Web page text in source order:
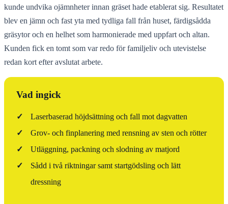
kunde undvika ojämnheter innan gräset hade etablerat sig. Resultatet
blev en jämn och fast yta med tydliga fall från huset, färdigsådda
gräsytor och en helhet som harmonierade med uppfart och altan.
Kunden fick en tomt som var redo för familjeliv och utevistelse
redan kort efter avslutat arbete.
Vad ingick
✓
Laserbaserad höjdsättning och fall mot dagvatten
✓
Grov- och finplanering med rensning av sten och rötter
✓
Utläggning, packning och slodning av matjord
✓
Sådd i två riktningar samt startgödsling och lätt
dressning